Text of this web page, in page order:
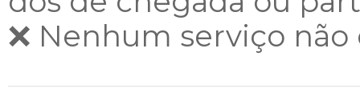
❌ Nenhum serviço